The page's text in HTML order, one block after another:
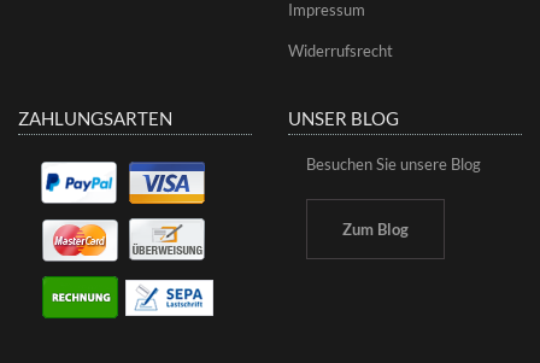
Impressum
Widerrufsrecht
ZAHLUNGSARTEN UNSER BLOG
Besuchen Sie unsere Blog
Zum Blog